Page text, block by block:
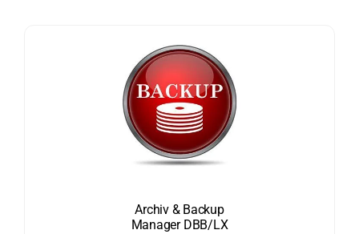
Archiv & Backup
Manager DBB/LX